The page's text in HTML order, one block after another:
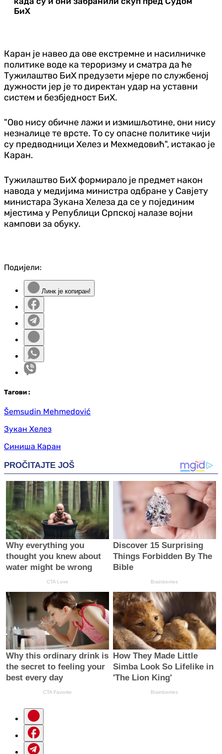
БиХ
Каран је навео да ове екстремне и насилничке
политике воде ка тероризму и сматра да ће
Тужилаштво БиХ предузети мјере по службеној
дужности јер је то директан удар на уставни
систем и безбједност БиХ.
"Ово нису обичне лажи и измишљотине, они нису
незналице те врсте. То су опасне политике чији
су предводници Хелез и Мехмедовић", истакао је
Каран.
Тужилаштво БиХ формирало је предмет након
навода у медијима министра одбране у Савјету
министара Зукана Хелеза да се у појединим
мјестима у Републици Српској налазе војни
кампови за обуку.
Подијели:
Линк је копиран!
Тагови :
Šemsudin Mehmedović
Зукан Хелез
Синиша Каран